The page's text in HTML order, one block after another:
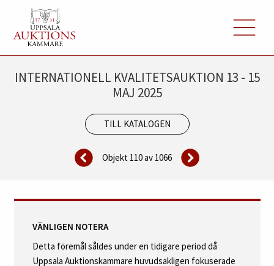
INTERNATIONELL KVALITETSAUKTION 13 - 15
MAJ 2025
TILL KATALOGEN
Objekt 110 av 1066
VÄNLIGEN NOTERA
Detta föremål såldes under en tidigare period då
Uppsala Auktionskammare huvudsakligen fokuserade